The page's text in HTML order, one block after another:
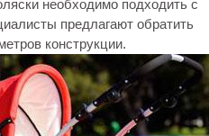
необходимо подходить с
предлагают обратить
конструкции.